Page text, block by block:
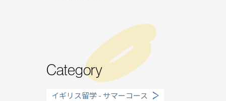
Category
イギリス留学 - サマーコース